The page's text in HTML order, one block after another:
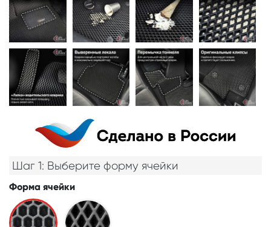
Шаг 1: Выберите форму ячейки
Форма ячейки